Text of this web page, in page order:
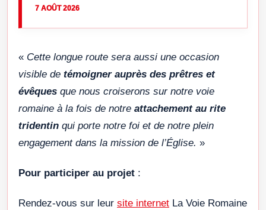
7 AOÛT 2026
« Cette longue route sera aussi une occasion
visible de témoigner auprès des prêtres et
évêques que nous croiserons sur notre voie
romaine à la fois de notre attachement au rite
tridentin qui porte notre foi et de notre plein
engagement dans la mission de l’Église. »
Pour participer au projet :
Rendez-vous sur leur site internet La Voie Romaine